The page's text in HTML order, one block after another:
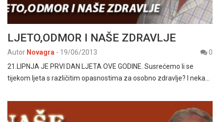
LJETO,ODMOR I NAŠE ZDRAVLJE
Autor Novagra - 19/06/2013
0
21.LIPNJA JE PRVI DAN LJETA OVE GODINE. Susrećemo li se
tijekom ljeta s različitim opasnostima za osobno zdravlje? I neka…